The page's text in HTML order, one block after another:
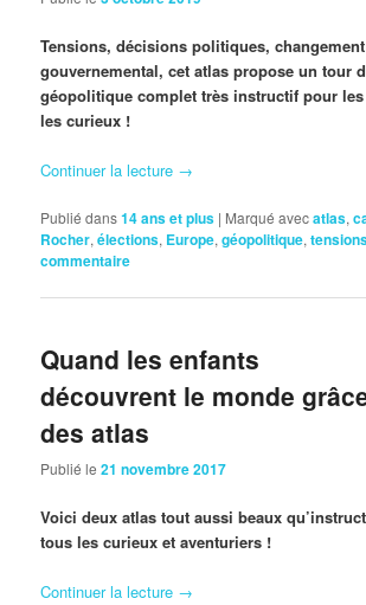
Tensions, décisions politiques, changement
gouvernemental, cet atlas propose un tour
géopolitique complet très instructif pour
les curieux !
Continuer la lecture →
Publié dans14 ans et plus | Marqué avecatlas,
Rocher,élections, Europe,géopolitique,
commentaire
Quand les enfants
découvrent le monde
des atlas
Publié le21 novembre 2017
Voici deux atlas tout aussi beaux
tous les curieux et aventuriers !
Continuer la lecture →